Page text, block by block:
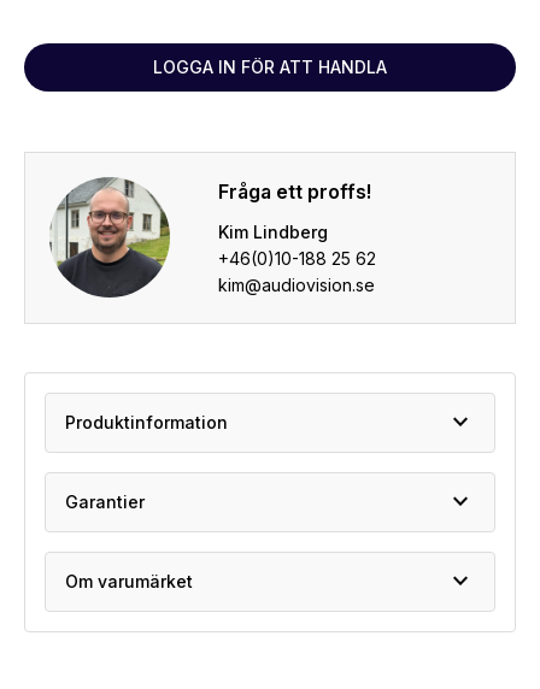
LOGGA IN FÖR ATT HANDLA
Fråga ett proffs!
Kim Lindberg
+46(0)10-188 25 62
kim@audiovision.se
Produktinformation expand_more
Garantier expand_more
Om varumärket expand_more